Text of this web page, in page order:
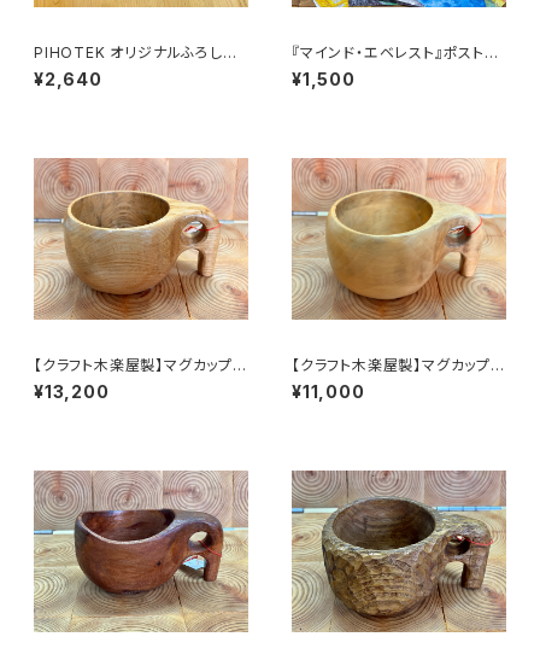
PIHOTEK オリジナルふろし
き 薄紫
¥2,640
『マインド・エベレスト』ポストカ
ードセット
¥1,500
【クラフト木楽屋製】マグカップ
（栗）
¥13,200
【クラフト木楽屋製】マグカップ
（水木）
¥11,000